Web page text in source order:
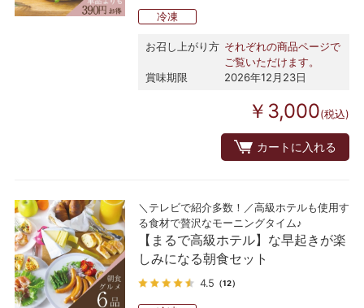
冷凍
お召し上がり方 それぞれの商品ページで
ご覧いただけます。
賞味期限
2026年12月23日
￥3,000(税込)
カートに入れる
＼テレビで紹介多数！／高級ホテルも使用す
る食材で贅沢なモーニングタイム♪
【まるで高級ホテル】な早起きが楽
しみになる朝食セット
4.5 （12）